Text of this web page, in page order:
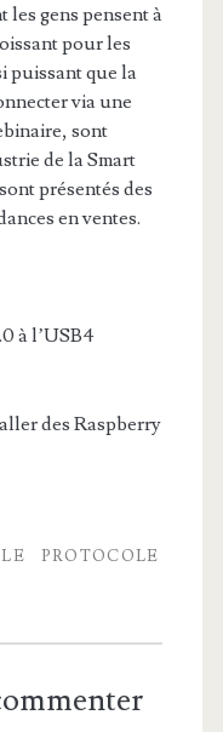
gens pensent à
pour les
puissant que la
via une
sont
de la Smart
présentés des
en ventes.
à l’USB4
des Raspberry
PROTOCOLE